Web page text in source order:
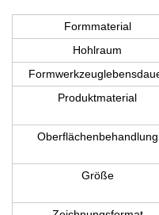
Formmaterial
Hohlraum
Produktmaterial
Oberflächenbehandlung
Größe